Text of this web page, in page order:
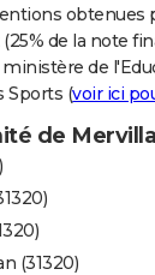
obtenues
de la note
de
Sports (voir ici
de Mervilla
(31320)